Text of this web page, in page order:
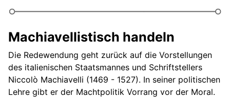
Machiavellistisch handeln
Die Redewendung geht zurück auf die Vorstellungen
des italienischen Staatsmannes und Schriftstellers
Niccolò Machiavelli (1469 - 1527). In seiner politischen
Lehre gibt er der Machtpolitik Vorrang vor der Moral.